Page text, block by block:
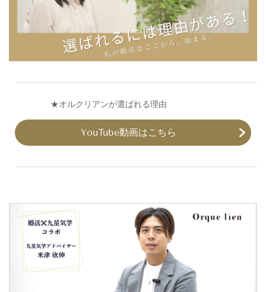
★オルクリアンが選ばれる理由
YouTube動画はこちら